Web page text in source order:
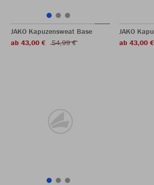
JAKO Kapuzensweat Base
ab 43,00 €
54,99 €
JAKO
ab 43,00 €